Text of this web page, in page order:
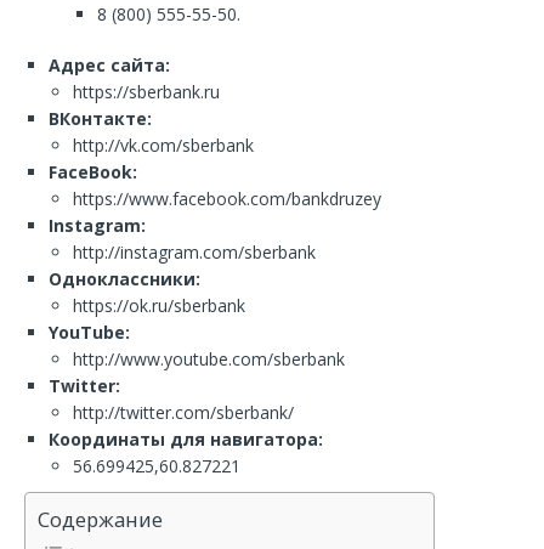
8 (800) 555-55-50.
Адрес сайта:
https://sberbank.ru
ВКонтакте:
http://vk.com/sberbank
FaceBook:
https://www.facebook.com/bankdruzey
Instagram:
http://instagram.com/sberbank
Одноклассники:
https://ok.ru/sberbank
YouTube:
http://www.youtube.com/sberbank
Twitter:
http://twitter.com/sberbank/
Координаты для навигатора:
56.699425,60.827221
Содержание